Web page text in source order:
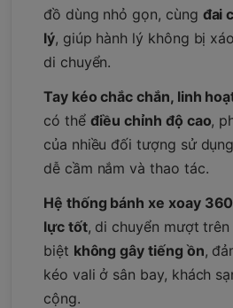
đồ dùng nhỏ gọn, cùng đai
lý, giúp hành lý không bị
di chuyển.
Tay kéo chắc chắn, linh
có thể điều chỉnh độ cao,
của nhiều đối tượng sử
dễ cầm nắm và thao tác.
Hệ thống bánh xe xoay
lực tốt, di chuyển mượt
biệt không gây tiếng ồn,
kéo vali ở sân bay, khách
cộng.